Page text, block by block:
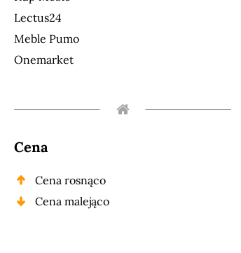
Lectus24
Meble Pumo
Onemarket
Cena
Cena rosnąco
Cena malejąco